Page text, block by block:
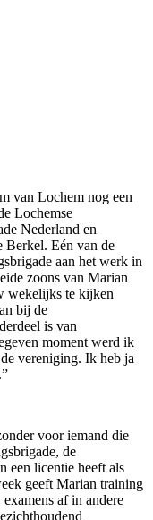
van Lochem nog een
Lochemse
Nederland en
Berkel. Eén van de
aan het werk in
zoons van Marian
wekelijks te kijken
bij de
is van
moment werd ik
vereniging. Ik heb ja
voor iemand die
de
een licentie heeft als
geeft Marian training
af in andere